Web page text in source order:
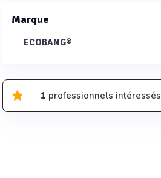
Marque
ECOBANG®
1 professionnels intéressés